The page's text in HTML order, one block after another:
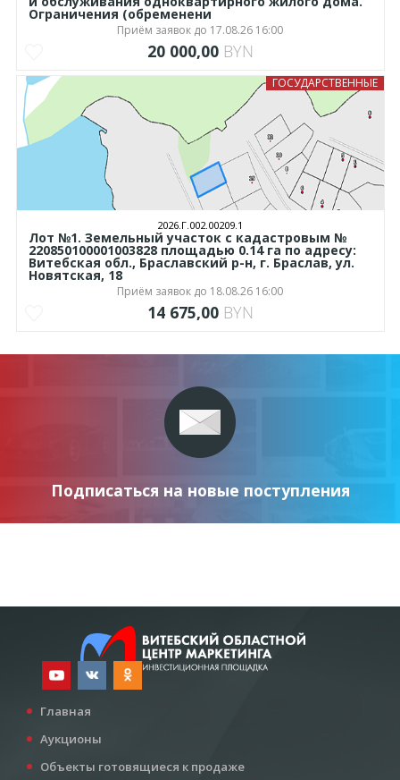
Ограничения (обременени
Приём заявок до 17.08.26 16:00
20 000,00 BYN
ГОСУДАРСТВЕННЫЕ
2026.Г.002.00209.1
Лот №1. Земельный участок с кадастровым №
220850100001003828 площадью 0.14 га по адресу:
Витебская обл., Браславский р-н, г. Браслав, ул.
Новятская, 18
Приём заявок до 18.08.26 16:00
14 675,00 BYN
Подписаться на новые поступления
Главная
Аукционы
Объекты готовящиеся к продаже